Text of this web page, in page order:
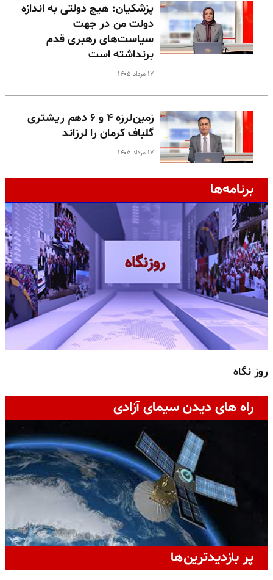
پزشکیان: هیچ دولتی به اندازه
دولت من در جهت
سیاست‌های رهبری قدم
برنداشته است
۱۷ مرداد ۱۴۰۵
زمین‌لرزه ۴ و ۶ دهم ریشتری
گلباف کرمان را لرزاند
۱۷ مرداد ۱۴۰۵
برنامه‌ها
روز نگاه
راه های دیدن سیمای آزادی
پر بازدیدترین‌ها